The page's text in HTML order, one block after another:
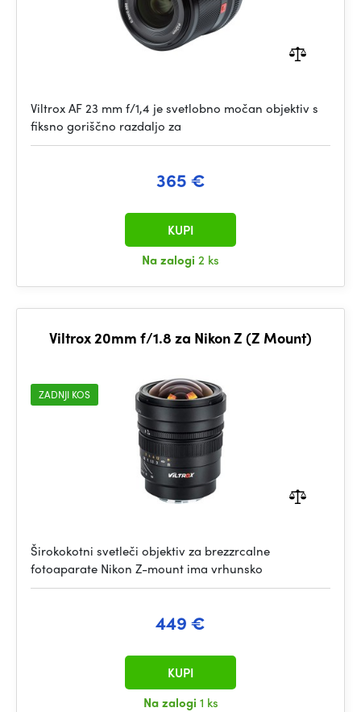
Viltrox AF 23 mm f/1,4 je svetlobno močan objektiv s
fiksno goriščno razdaljo za
365 €
Na zalogi 2 ks
KUPI
Viltrox 20mm f/1.8 za Nikon Z (Z Mount)
ZADNJI KOS
Širokokotni svetleči objektiv za brezzrcalne
fotoaparate Nikon Z-mount ima vrhunsko
449 €
Na zalogi 1 ks
KUPI